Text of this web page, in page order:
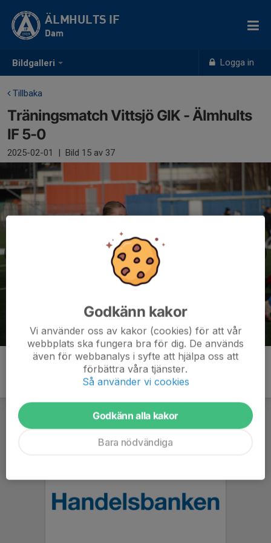
Bildgalleri Logga in
ÄLMHULTS IF
Dam
Tillbaka
Träningsmatch Vittsjö GIK - Älmhults
IF 5-0
2025-02-01 | Bild 15 av 37
Godkänn kakor
Vi använder oss av kakor (cookies) för att vår
webbplats ska fungera bra för dig. De används
även för webbanalys i syfte att hjälpa oss att
förbättra våra tjänster.
Så använder vi cookies
Godkänn alla kakor
Bara nödvändiga